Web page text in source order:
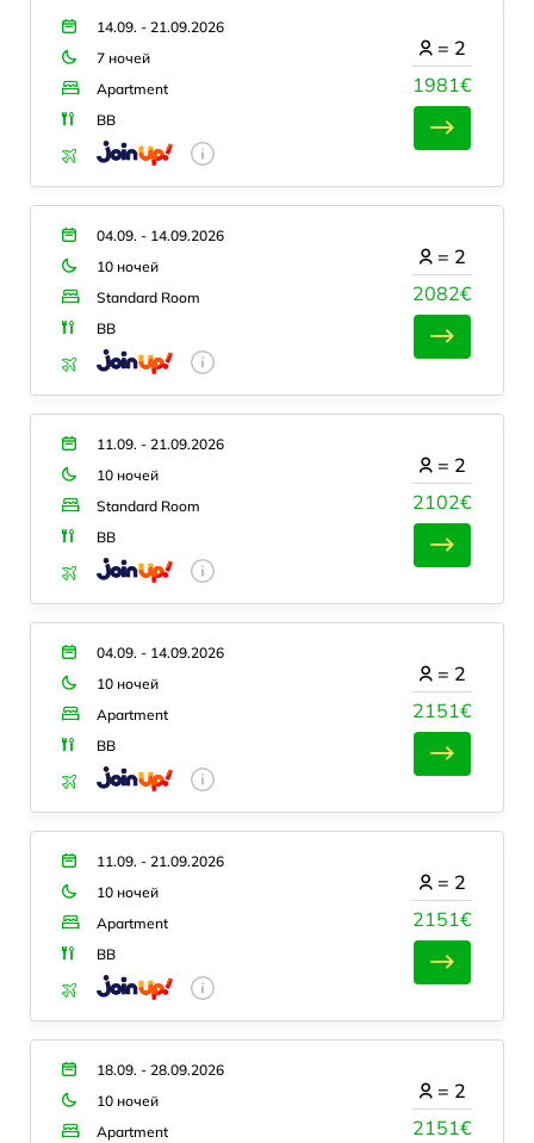
14.09. - 21.09.2026
7 ночей
Apartment
BB
1981€
= 2
04.09. - 14.09.2026
10 ночей
Standard Room
BB
2082€
= 2
11.09. - 21.09.2026
10 ночей
Standard Room
BB
2102€
= 2
04.09. - 14.09.2026
10 ночей
Apartment
BB
2151€
= 2
11.09. - 21.09.2026
10 ночей
Apartment
BB
2151€
= 2
18.09. - 28.09.2026
10 ночей
Apartment
2151€
= 2